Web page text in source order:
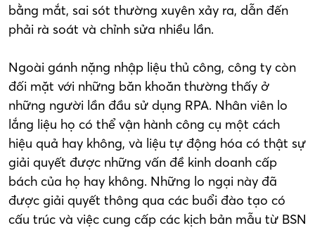
bằng mắt, sai sót thường xuyên xảy ra, dẫn đến
phải rà soát và chỉnh sửa nhiều lần.
Ngoài gánh nặng nhập liệu thủ công, công ty còn
đối mặt với những băn khoăn thường thấy ở
những người lần đầu sử dụng RPA. Nhân viên lo
lắng liệu họ có thể vận hành công cụ một cách
hiệu quả hay không, và liệu tự động hóa có thật sự
giải quyết được những vấn đề kinh doanh cấp
bách của họ hay không. Những lo ngại này đã
được giải quyết thông qua các buổi đào tạo có
cấu trúc và việc cung cấp các kịch bản mẫu từ BSN